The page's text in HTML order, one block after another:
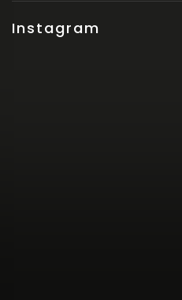
Instagram